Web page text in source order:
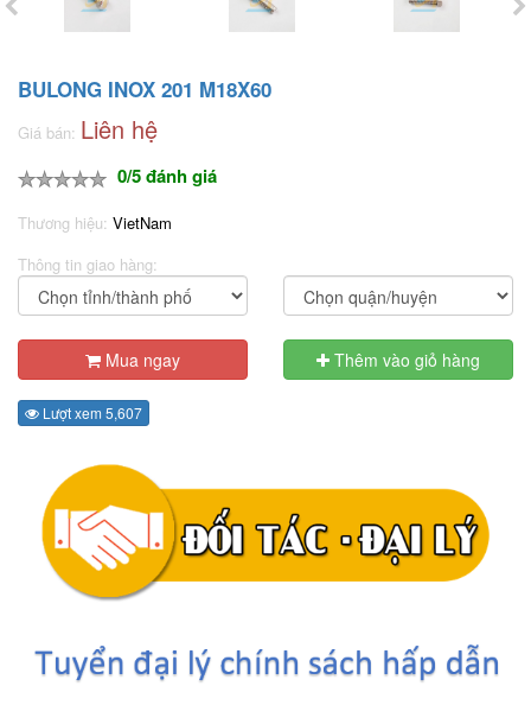
BULONG INOX 201 M18X60
Giá bán: Liên hệ
0/5 đánh giá
Thương hiệu: VietNam
Thông tin giao hàng:
Mua ngay Thêm vào giỏ hàng
Lượt xem 5,607